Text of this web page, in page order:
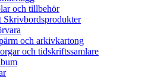
och tillbehör
Skrivbordsprodukter
och arkivkartong
och tidskriftssamlare